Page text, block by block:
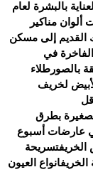
بالبشرة لعام
ألوان مناكير
القديم إلى مسكن
في
طلاء
لخريف
بطرق
عارضات أسبوع
تسريحة
انواع العيون